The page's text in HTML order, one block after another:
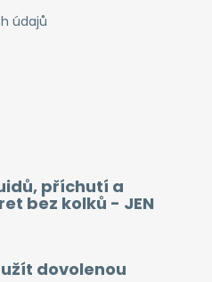
údajů
příchutí a
bez kolků - JEN
užít dovolenou